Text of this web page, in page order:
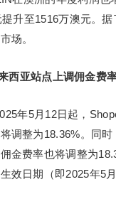
升至1516万澳元。
场。
西亚站点上调佣金费
年5月12日起，
调整为18.36%。同
金费率也将调整为
效日期（即2025年5